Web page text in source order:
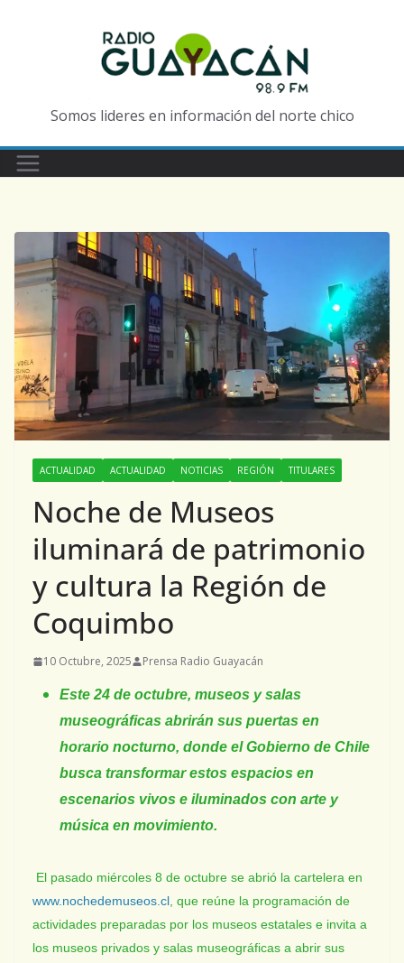
Somos lideres en información del norte chico
ACTUALIDAD ACTUALIDAD NOTICIAS REGIÓN TITULARES
Noche de Museos
iluminará de patrimonio
y cultura la Región de
Coquimbo
10 Octubre, 2025 Prensa Radio Guayacán
Este 24 de octubre, museos y salas
museográficas abrirán sus puertas en
horario nocturno, donde el Gobierno de Chile
busca transformar estos espacios en
escenarios vivos e iluminados con arte y
música en movimiento.
El pasado miércoles 8 de octubre se abrió la cartelera en
www.nochedemuseos.cl, que reúne la programación de
actividades preparadas por los museos estatales e invita a
los museos privados y salas museográficas a abrir sus